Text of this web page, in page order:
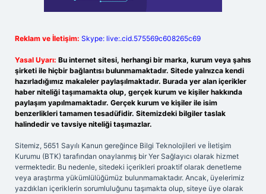
Reklam ve İletişim: Skype: live:.cid.575569c608265c69
Yasal Uyarı: Bu internet sitesi, herhangi bir marka, kurum veya şahıs
şirketi ile hiçbir bağlantısı bulunmamaktadır. Sitede yalnızca kendi
hazırladığımız makaleler paylaşılmaktadır. Burada yer alan içerikler
haber niteliği taşımamakta olup, gerçek kurum ve kişiler hakkında
paylaşım yapılmamaktadır. Gerçek kurum ve kişiler ile isim
benzerlikleri tamamen tesadüfidir. Sitemizdeki bilgiler taslak
halindedir ve tavsiye niteliği taşımazlar.
Sitemiz, 5651 Sayılı Kanun gereğince Bilgi Teknolojileri ve İletişim
Kurumu (BTK) tarafından onaylanmış bir Yer Sağlayıcı olarak hizmet
vermektedir. Bu nedenle, sitedeki içerikleri proaktif olarak denetleme
veya araştırma yükümlülüğümüz bulunmamaktadır. Ancak, üyelerimiz
yazdıkları içeriklerin sorumluluğunu taşımakta olup, siteye üye olarak